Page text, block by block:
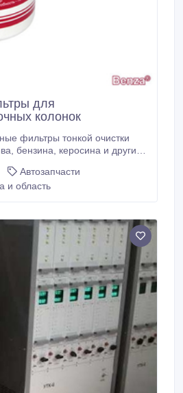
для
колонок
фильтры тонкой очистки
топливных магистралях,
Автозапчасти
и область